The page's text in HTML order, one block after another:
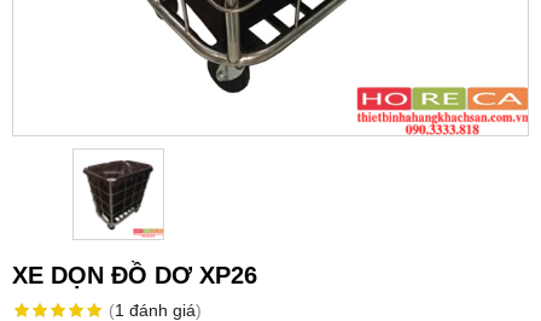
XE DỌN ĐỒ DƠ XP26
(1 đánh giá)